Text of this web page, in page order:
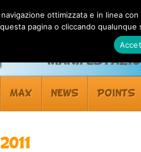
MAX NEWS POINTS
ottimizzata e in linea
pagina o cliccando